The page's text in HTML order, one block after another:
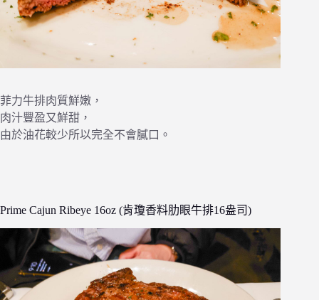
菲力牛排肉質鮮嫩，
肉汁豐盈又鮮甜，
由於油花較少所以完全不會膩口。
Prime Cajun Ribeye 16oz (肯瓊香料肋眼牛排16盎司)